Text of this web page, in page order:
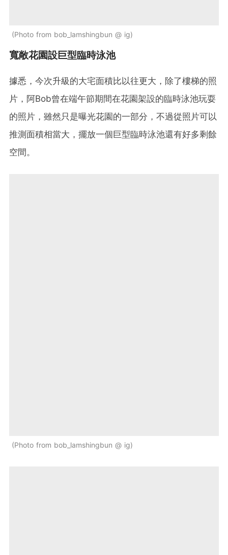
Photo from bob_lamshingbun @ ig
寬敞花園設巨型臨時泳池
據悉，今次升級的大宅面積比以往更大，除了樓梯的照
片，阿Bob曾在端午節期間在花園架設的臨時泳池玩耍
的照片，雖然只是曝光花園的一部分，不過從照片可以
推測面積相當大，擺放一個巨型臨時泳池還有好多剩餘
空間。
Photo from bob_lamshingbun @ ig